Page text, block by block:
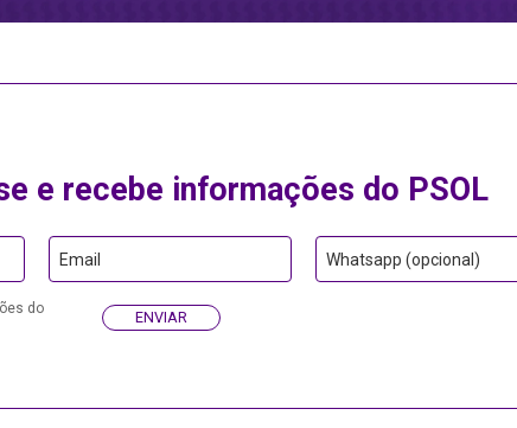
e recebe informações do PSOL
Email Whatsapp (opcional)
do
ENVIAR